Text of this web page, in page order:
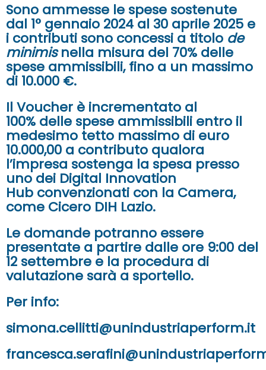
Sono ammesse le spese sostenute
dal 1° gennaio 2024 al 30 aprile 2025 e
i contributi sono concessi a titolo de
minimisnella misura del 70% delle
spese ammissibili,fino a un massimo
di 10.000 €.
Il Voucher è incrementato al
100% delle spese ammissibili entro il
medesimo tetto massimo di euro
10.000,00 a contributo qualora
l’impresa sostenga la spesa presso
uno dei Digital Innovation
Hub convenzionati con la Camera,
come Cicero DIH Lazio.
Le domande potranno essere
presentate a partire dalle ore 9:00 del
12 settembre e la procedura di
valutazione sarà a sportello.
Per info:
simona.cellitti@unindustriaperform.it